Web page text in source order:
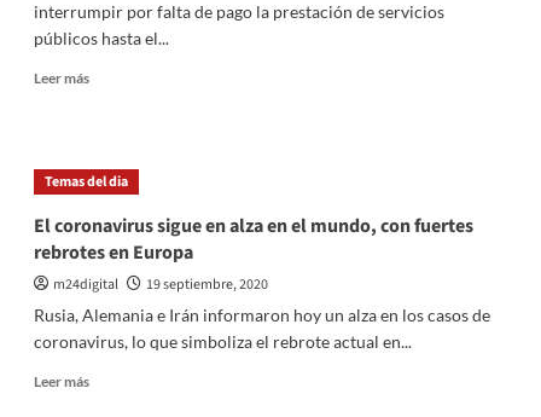
interrumpir por falta de pago la prestación de servicios
públicos hasta el...
Leer másLeer
Gobierno
prorrogó
el
31
de
la
prohibición
Temas del dia
El coronavirus sigue en alza en el mundo, con fuertes
rebrotes en Europa
m24digital
19 septiembre, 2020
Rusia, Alemania e Irán informaron hoy un alza en los casos de
coronavirus, lo que simboliza el rebrote actual en...
Leer másLeer